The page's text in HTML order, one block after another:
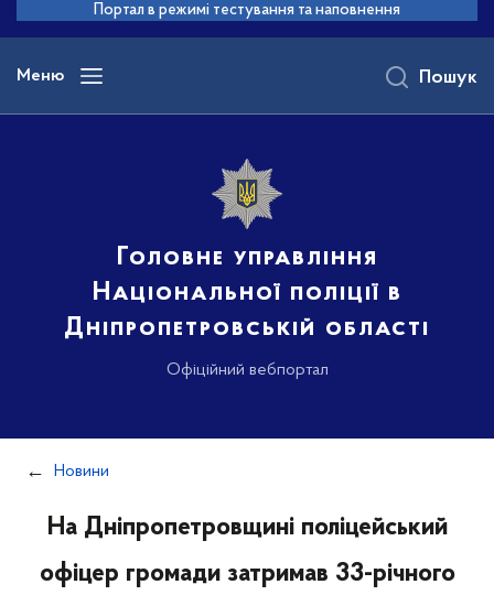
основного
вмісту
Портал в режимі тестування та наповнення
Меню
Головне управління
Національної поліції в
Дніпропетровській області
Офіційний вебпортал
Пошук
Новини
На Дніпропетровщині поліцейський
офіцер громади затримав 33-річного